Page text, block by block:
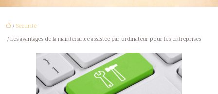
/ Sécurité
/ Les avantages de la maintenance assistée par ordinateur pour les entreprises